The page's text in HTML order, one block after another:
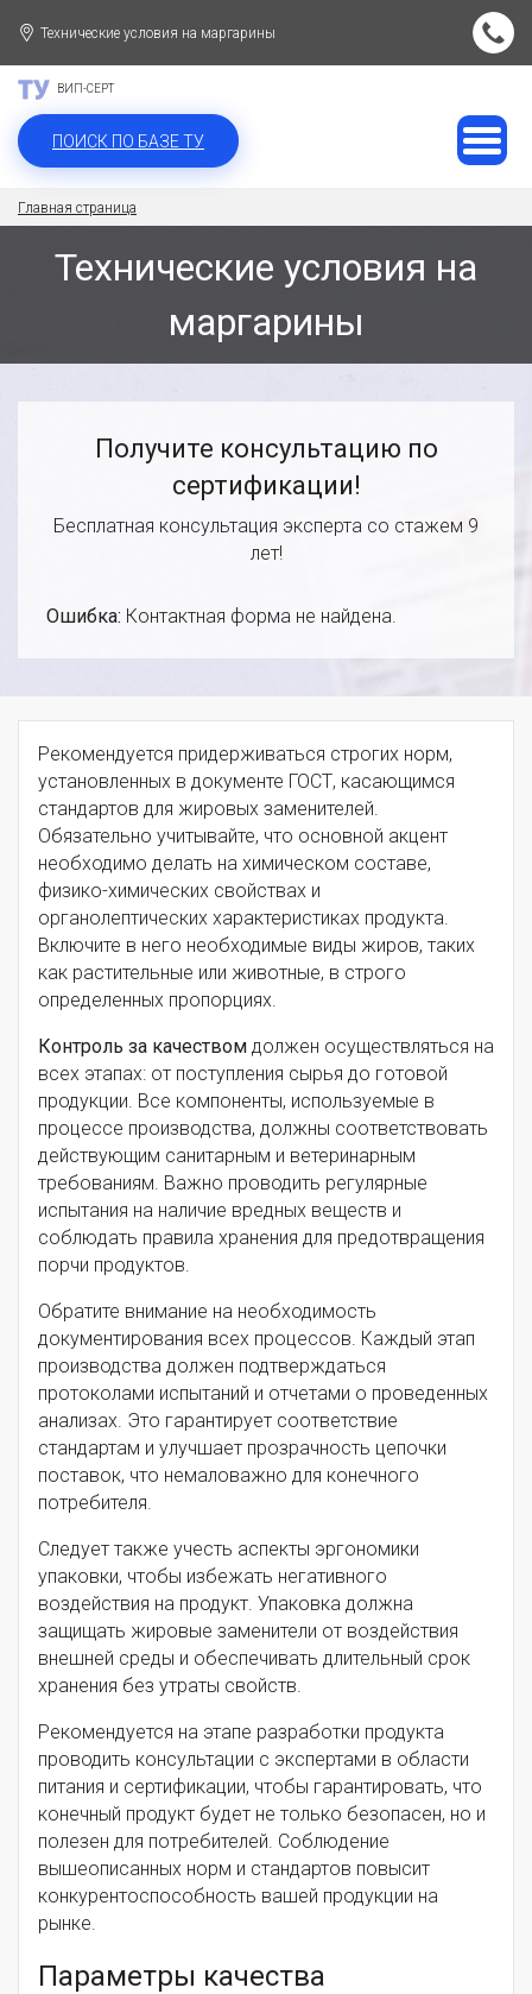
Технические условия на маргарины
ВИП-СЕРТ
ПОИСК ПО БАЗЕ ТУ
Главная страница
Технические условия на
маргарины
Получите консультацию по
сертификации!
Бесплатная консультация эксперта со стажем 9
лет!
Ошибка: Контактная форма не найдена.
Рекомендуется придерживаться строгих норм,
установленных в документе ГОСТ, касающимся
стандартов для жировых заменителей.
Обязательно учитывайте, что основной акцент
необходимо делать на химическом составе,
физико-химических свойствах и
органолептических характеристиках продукта.
Включите в него необходимые виды жиров, таких
как растительные или животные, в строго
определенных пропорциях.
Контроль за качеством должен осуществляться на
всех этапах: от поступления сырья до готовой
продукции. Все компоненты, используемые в
процессе производства, должны соответствовать
действующим санитарным и ветеринарным
требованиям. Важно проводить регулярные
испытания на наличие вредных веществ и
соблюдать правила хранения для предотвращения
порчи продуктов.
Обратите внимание на необходимость
документирования всех процессов. Каждый этап
производства должен подтверждаться
протоколами испытаний и отчетами о проведенных
анализах. Это гарантирует соответствие
стандартам и улучшает прозрачность цепочки
поставок, что немаловажно для конечного
потребителя.
Следует также учесть аспекты эргономики
упаковки, чтобы избежать негативного
воздействия на продукт. Упаковка должна
защищать жировые заменители от воздействия
внешней среды и обеспечивать длительный срок
хранения без утраты свойств.
Рекомендуется на этапе разработки продукта
проводить консультации с экспертами в области
питания и сертификации, чтобы гарантировать, что
конечный продукт будет не только безопасен, но и
полезен для потребителей. Соблюдение
вышеописанных норм и стандартов повысит
конкурентоспособность вашей продукции на
рынке.
Параметры качества